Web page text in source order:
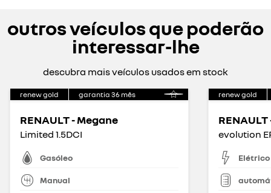
outros veículos que poderão
interessar-lhe
descubra mais veículos usados em stock
renew gold garantia 36 mês
RENAULT - Megane
Limited 1.5DCI
Gasóleo
Manual
renew gold
Elétrico